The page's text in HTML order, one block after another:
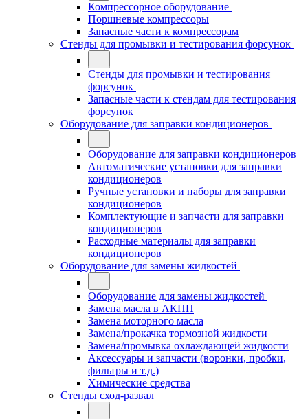
Компрессорное оборудование
Поршневые компрессоры
Запасные части к компрессорам
Стенды для промывки и тестирования форсунок
Стенды для промывки и тестирования
форсунок
Запасные части к стендам для тестирования
форсунок
Оборудование для заправки кондиционеров
Оборудование для заправки кондиционеров
Автоматические установки для заправки
кондиционеров
Ручные установки и наборы для заправки
кондиционеров
Комплектующие и запчасти для заправки
кондиционеров
Расходные материалы для заправки
кондиционеров
Оборудование для замены жидкостей
Оборудование для замены жидкостей
Замена масла в АКПП
Замена моторного масла
Замена/прокачка тормозной жидкости
Замена/промывка охлаждающей жидкости
Аксессуары и запчасти (воронки, пробки,
фильтры и т.д.)
Химические средства
Стенды сход-развал